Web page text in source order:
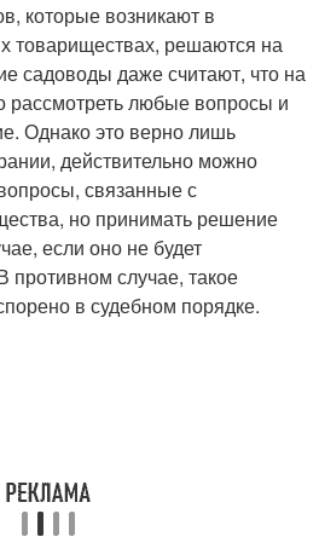
которые возникают в
товариществах, решаются на
садоводы даже считают, что на
любые вопросы и
Однако это верно лишь
действительно можно
связанные с
но принимать решение
если оно не будет
противном случае, такое
в судебном порядке.